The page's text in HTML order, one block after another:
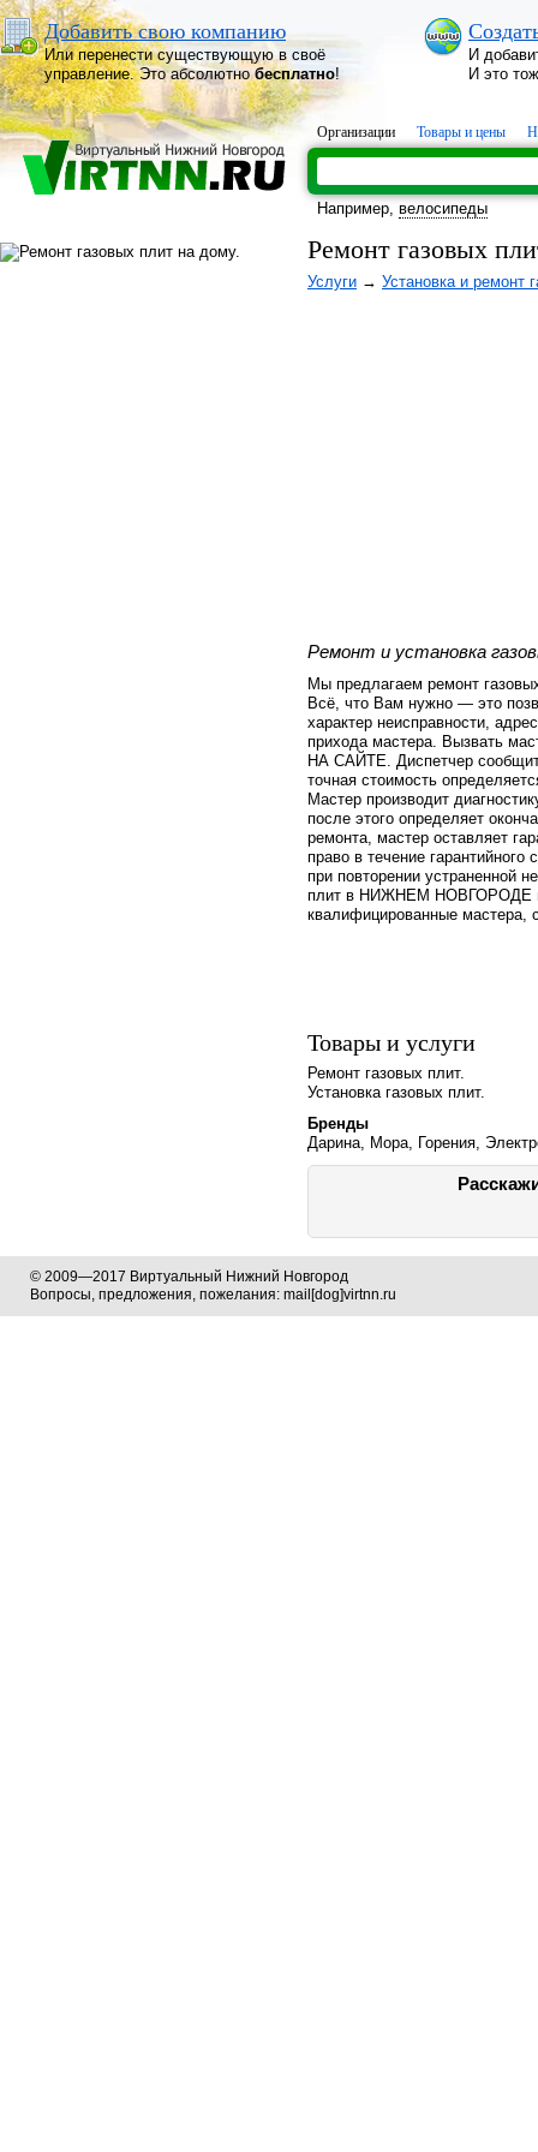
Добавить свою компанию
Или перенести существующую в своё
управление. Это абсолютнобесплатно!
И
И это
Организации Товары и цены
Например, велосипеды
Ремонт газовых
Услуги → Установка и ремонт
Ремонт и установка
Мы предлагаем ремонт
Всё, что Вам нужно — это
характер неисправности,
прихода мастера. Вызвать
НА САЙТЕ. Диспетчер
точная стоимость
Мастер производит
после этого определяет
ремонта, мастер оставляет
право в течение гарантийного
при повторении устраненной
плит в НИЖНЕМ НОВГОРОДЕ
квалифицированные мастера,
Товары и услуги
Ремонт газовых плит.
Установка газовых плит.
Бренды
Дарина, Мора, Горения,
© 2009—2017 Виртуальный Нижний Новгород
Вопросы, предложения, пожелания: mail[dog]virtnn.ru